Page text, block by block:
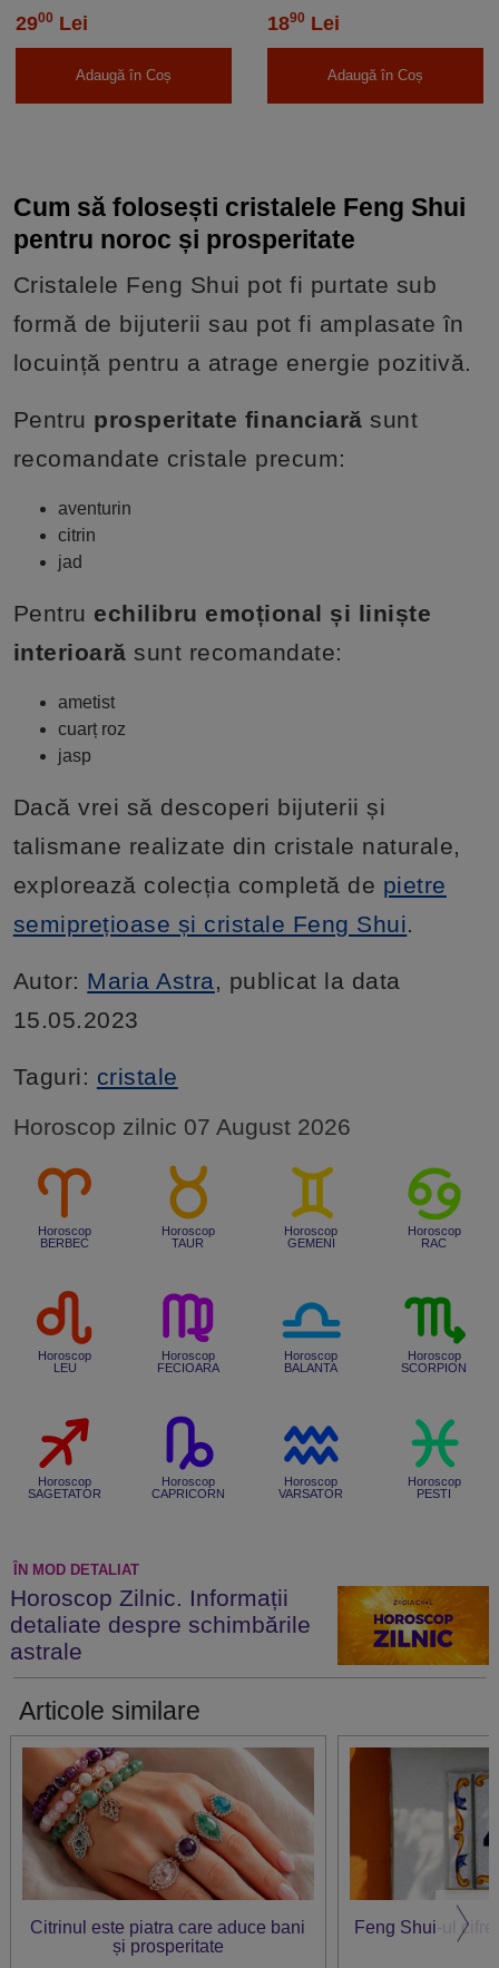
2900 Lei
Adaugă în Coș
1890 Lei
Adaugă în Coș
Cum să folosești cristalele Feng Shui
pentru noroc și prosperitate
Cristalele Feng Shui pot fi purtate sub
formă de bijuterii sau pot fi amplasate în
locuință pentru a atrage energie pozitivă.
Pentru prosperitate financiară sunt
recomandate cristale precum:
aventurin
citrin
jad
Pentru echilibru emoțional și liniște
interioară sunt recomandate:
ametist
cuarț roz
jasp
Dacă vrei să descoperi bijuterii și
talismane realizate din cristale naturale,
explorează colecția completă de pietre
semiprețioase și cristale Feng Shui.
Autor: Maria Astra, publicat la data
15.05.2023
Taguri: cristale
Horoscop zilnic 07 August 2026
Horoscop
BERBEC
Horoscop
TAUR
Horoscop
GEMENI
Horoscop
RAC
Horoscop
LEU
Horoscop
FECIOARA
Horoscop
BALANTA
Horoscop
SCORPION
Horoscop
SAGETATOR
Horoscop
CAPRICORN
Horoscop
VARSATOR
Horoscop
PESTI
ÎN MOD DETALIAT
Horoscop Zilnic. Informații
detaliate despre schimbările
astrale
Articole similare
Citrinul este piatra care aduce bani
și prosperitate
Feng Shui-ul